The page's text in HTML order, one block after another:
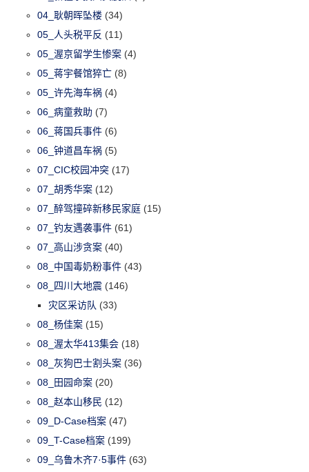
04_耿朝晖坠楼 (34)
05_人头税平反 (11)
05_渥京留学生惨案 (4)
05_蒋宇餐馆猝亡 (8)
05_许先海车祸 (4)
06_病童救助 (7)
06_蒋国兵事件 (6)
06_钟道昌车祸 (5)
07_CIC校园冲突 (17)
07_胡秀华案 (12)
07_醉驾撞碎新移民家庭 (15)
07_钓友遇袭事件 (61)
07_高山涉贪案 (40)
08_中国毒奶粉事件 (43)
08_四川大地震 (146)
灾区采访队 (33)
08_杨佳案 (15)
08_渥太华413集会 (18)
08_灰狗巴士割头案 (36)
08_田园命案 (20)
08_赵本山移民 (12)
09_D-Case档案 (47)
09_T-Case档案 (199)
09_乌鲁木齐7·5事件 (63)